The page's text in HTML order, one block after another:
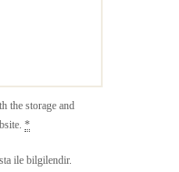
the storage and
*
ile bilgilendir.